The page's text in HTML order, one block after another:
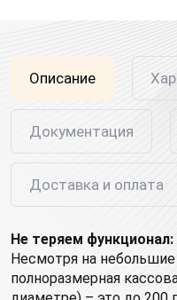
Описание
Документация
Доставка и оплата
Не теряем функционал:
Несмотря на
полноразмерная